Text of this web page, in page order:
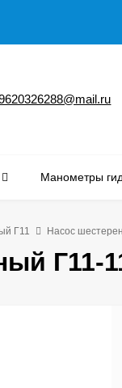
Манометры
Г11 Насос
Г11-